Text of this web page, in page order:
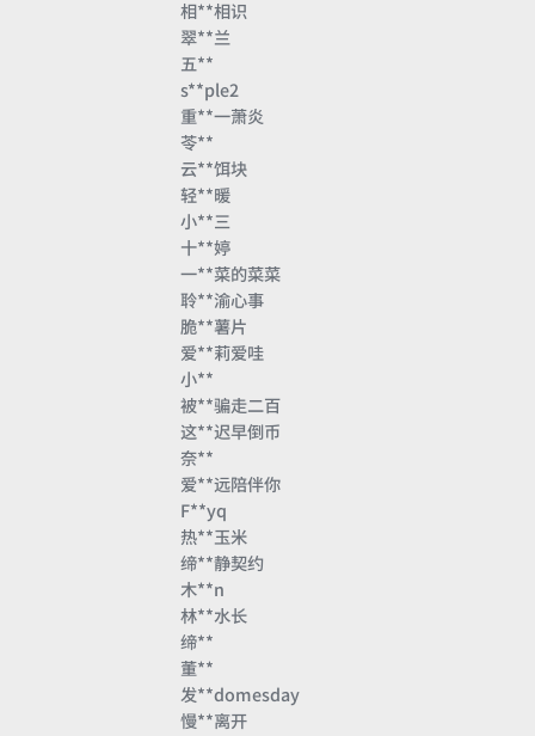
相**相识
翠**兰
五**
s**ple2
重**一萧炎
苓**
云**饵块
轻**暖
小**三
十**婷
一**菜的菜菜
聆**渝心事
脆**薯片
爱**莉爱哇
小**
被**骗走二百
这**迟早倒币
奈**
爱**远陪伴你
F**yq
热**玉米
缔**静契约
木**n
林**水长
缔**
董**
发**domesday
慢**离开